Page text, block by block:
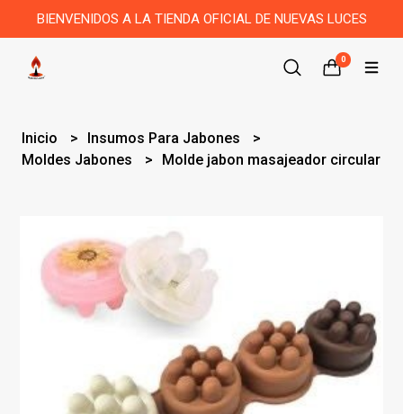
BIENVENIDOS A LA TIENDA OFICIAL DE NUEVAS LUCES
0
Inicio
Insumos Para Jabones
Moldes Jabones
Molde jabon masajeador circular